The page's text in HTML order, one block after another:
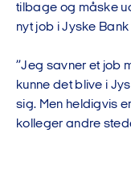
tilbage og måske
nyt job i Jyske
”Jeg savner et job
kunne det blive i
sig. Men heldigvis
kolleger andre